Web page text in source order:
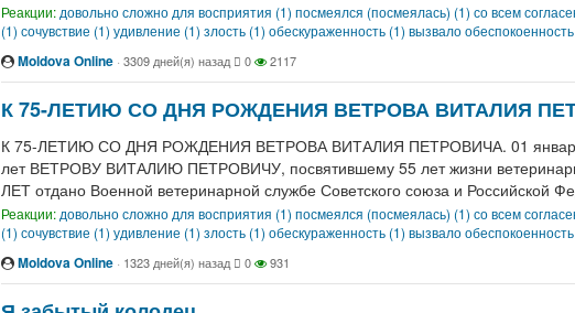
Реакции: довольно сложно для восприятия (1) посмеялся (посмеялась) (1) со всем
(1) сочувствие (1) удивление (1) злость (1) обескураженность (1) вызвало
Moldova Online · 3309 дней(я) назад 0 2117
К 75-ЛЕТИЮ СО ДНЯ РОЖДЕНИЯ ВЕТРОВА ВИТАЛИЯ
К 75-ЛЕТИЮ СО ДНЯ РОЖДЕНИЯ ВЕТРОВА ВИТАЛИЯ ПЕТРОВИЧА. 01 января
лет ВЕТРОВУ ВИТАЛИЮ ПЕТРОВИЧУ, посвятившему 55 лет жизни
ЛЕТ отдано Военной ветеринарной службе Советского союза и Российской
Реакции: довольно сложно для восприятия (1) посмеялся (посмеялась) (1) со всем
(1) сочувствие (1) удивление (1) злость (1) обескураженность (1) вызвало
Moldova Online · 1323 дней(я) назад 0 931